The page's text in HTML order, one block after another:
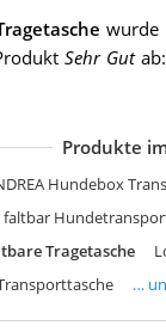
wurde
Sehr Gut
Produkte
Hundebox
faltbar
Tragetasche
…